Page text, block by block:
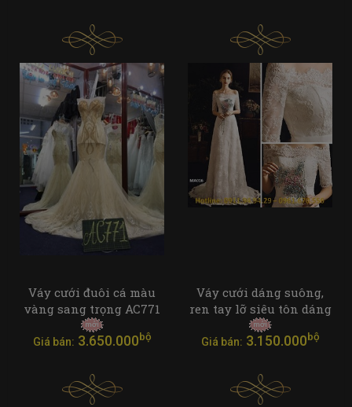
Váy cưới đuôi cá màu
vàng sang trọng AC771
Giá bán: 3.650.000bộ
Váy cưới dáng suông,
ren tay lỡ siêu tôn dáng
Giá bán: 3.150.000bộ